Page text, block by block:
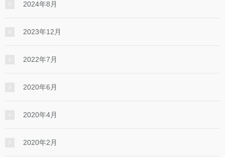
2024年8月
2023年12月
2022年7月
2020年6月
2020年4月
2020年2月